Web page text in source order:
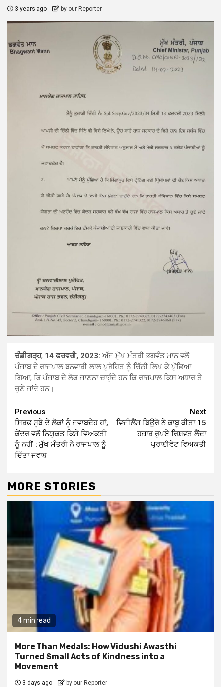
3 years ago by our Reporter
ਚੰਡੀਗੜ੍ਹ, 14 ਫਰਵਰੀ, 2023: ਅੱਜ ਮੁੱਖ ਮੰਤਰੀ ਭਗਵੰਤ ਮਾਨ ਵਲੋਂ
ਪੰਜਾਬ ਦੇ ਰਾਜਪਾਲ ਬਨਵਾਰੀ ਲਾਲ ਪੁਰੋਹਿਤ ਨੂੰ ਚਿੱਠੀ ਲਿਖ ਕੇ ਪੁੱਛਿਆ
ਗਿਆ, ਕਿ ਪੰਜਾਬ ਦੇ ਲੋਕ ਜਾਣਨਾ ਚਾਹੁੰਦੇ ਹਨ ਕਿ ਰਾਜਪਾਲ ਕਿਸ ਅਧਾਰ ਤੇ
ਚੁਣੇ ਜਾਂਦੇ ਹਨ।
Continue
Reading
Previous
ਸਿਰਫ਼ ਸੂਬੇ ਦੇ ਲੋਕਾਂ ਨੂੰ ਜਵਾਬਦੇਹ ਹਾਂ,
ਕੇਂਦਰ ਵਲੋਂ ਨਿਯੁਕਤ ਕਿਸੇ ਵਿਅਕਤੀ
ਨੂੰ ਨਹੀਂ : ਮੁੱਖ ਮੰਤਰੀ ਨੇ ਰਾਜਪਾਲ ਨੂੰ
ਦਿੱਤਾ ਜਵਾਬ
Next
ਵਿਜੀਲੈਂਸ ਬਿਊਰੋ ਨੇ ਕਾਬੂ ਕੀਤਾ 15
ਹਜ਼ਾਰ ਰੁਪਏ ਰਿਸ਼ਵਤ ਲੈਂਦਾ
ਪ੍ਰਾਈਵੇਟ ਵਿਅਕਤੀ
MORE STORIES
4 min read
More Than Medals: How Vidushi Awasthi
Turned Small Acts of Kindness into a
Movement
3 days ago by our Reporter